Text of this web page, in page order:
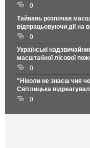
0
Тайвань розпочав
відпрацьовуючи дії на
0
Українські
масштабної лісової
0
"Ніколи не знаєш чия
Світлицька
0